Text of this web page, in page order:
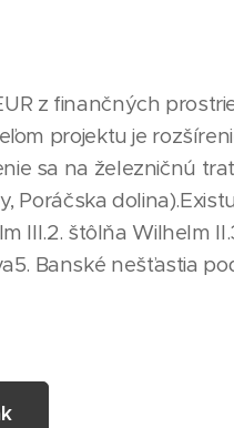
z finančných
projektu je
sa na železničnú
Poráčska
III.2. štôlňa Wilhelm
Banské nešťastia